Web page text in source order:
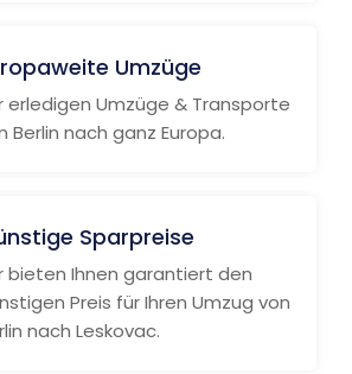
Umzüge
erledigen Umzüge & Transporte
Berlin nach ganz Europa.
Sparpreise
bieten Ihnen garantiert den
Preis für Ihren Umzug von
nach Leskovac.